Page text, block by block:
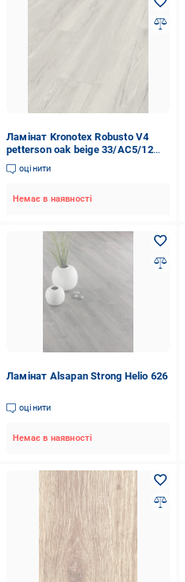
Ламінат Kronotex Robusto V4
petterson oak beigе 33/АС5/12
мм (D 4763)
оцінити
Немає в наявності
Ламінат Alsapan Strong Helio 626
оцінити
Немає в наявності